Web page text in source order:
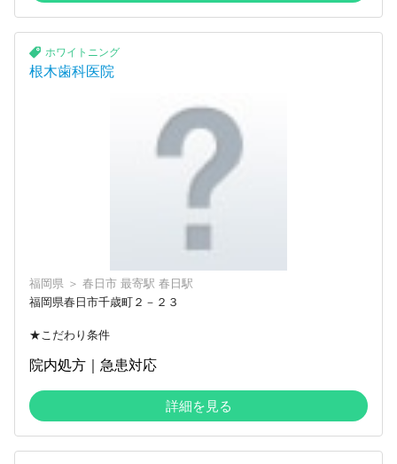
ホワイトニング
根木歯科医院
福岡県 ＞ 春日市 最寄駅 春日駅
福岡県春日市千歳町２－２３
★こだわり条件
院内処方｜急患対応
詳細を見る